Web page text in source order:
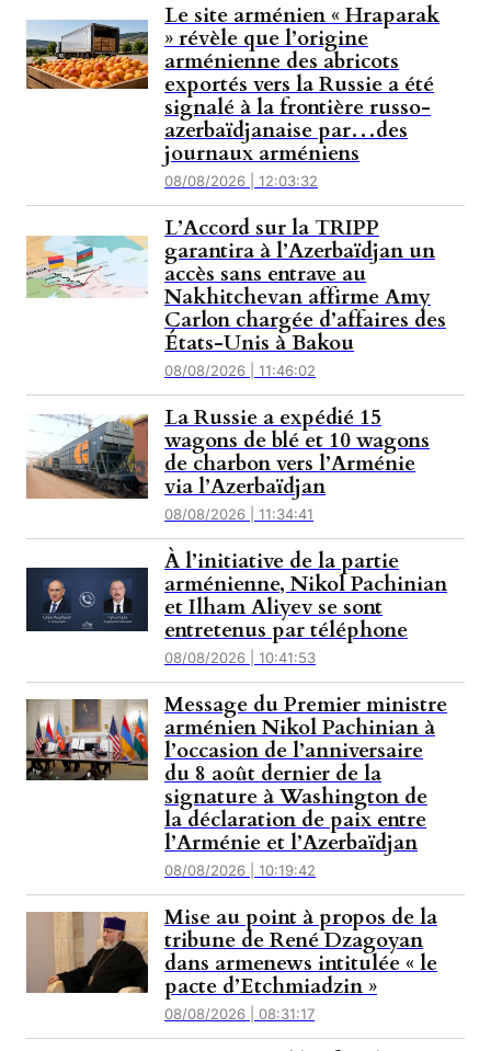
Le site arménien « Hraparak
» révèle que l’origine
arménienne des abricots
exportés vers la Russie a été
signalé à la frontière russo-
azerbaïdjanaise par…des
journaux arméniens
08/08/2026 | 12:03:32
L’Accord sur la TRIPP
garantira à l’Azerbaïdjan un
accès sans entrave au
Nakhitchevan affirme Amy
Carlon chargée d’affaires des
États-Unis à Bakou
08/08/2026 | 11:46:02
La Russie a expédié 15
wagons de blé et 10 wagons
de charbon vers l’Arménie
via l’Azerbaïdjan
08/08/2026 | 11:34:41
À l’initiative de la partie
arménienne, Nikol Pachinian
et Ilham Aliyev se sont
entretenus par téléphone
08/08/2026 | 10:41:53
Message du Premier ministre
arménien Nikol Pachinian à
l’occasion de l’anniversaire
du 8 août dernier de la
signature à Washington de
la déclaration de paix entre
l’Arménie et l’Azerbaïdjan
08/08/2026 | 10:19:42
Mise au point à propos de la
tribune de René Dzagoyan
dans armenews intitulée « le
pacte d’Etchmiadzin »
08/08/2026 | 08:31:17